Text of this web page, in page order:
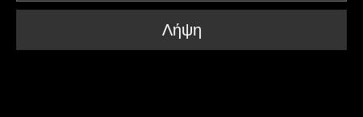
Λήψη